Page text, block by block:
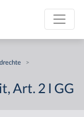
>
Art. 2 I GG